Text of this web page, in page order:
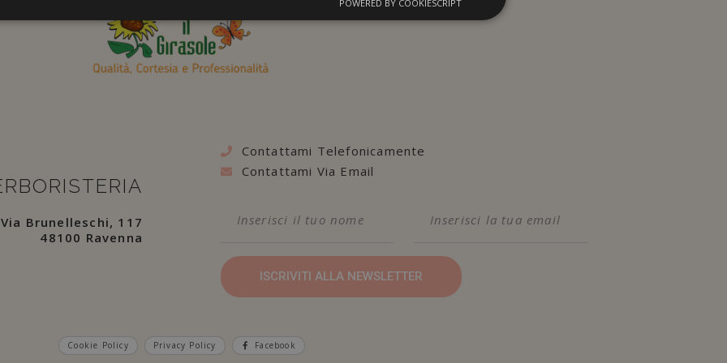
Via Brunelleschi, 117
48100 Ravenna
Contattami Telefonicamente
Contattami Via Email
ISCRIVITI ALLA NEWSLETTER
Cookie Policy Privacy Policy Facebook
POWERED BY COOKIESCRIPT